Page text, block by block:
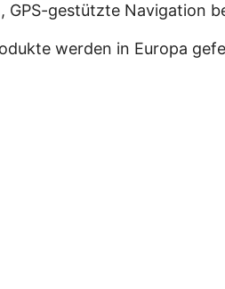
gestützte Navigation
werden in Europa